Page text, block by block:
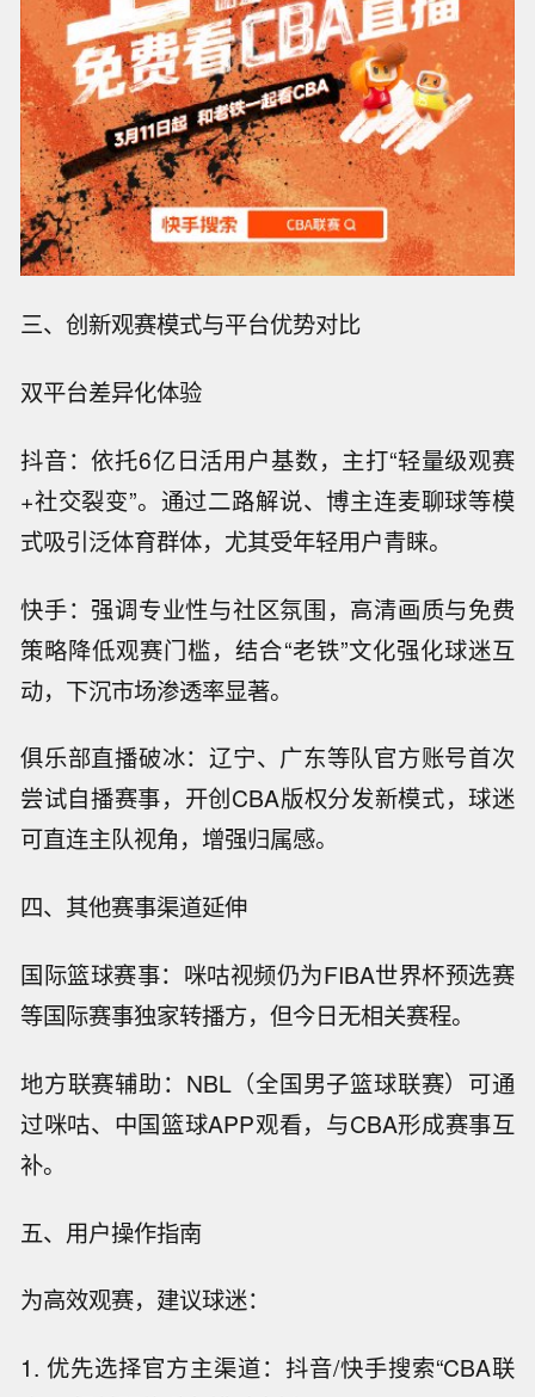
三、创新观赛模式与平台优势对比
双平台差异化体验
抖音：依托6亿日活用户基数，主打“轻量级观赛
+社交裂变”。通过二路解说、博主连麦聊球等模
式吸引泛体育群体，尤其受年轻用户青睐。
快手：强调专业性与社区氛围，高清画质与免费
策略降低观赛门槛，结合“老铁”文化强化球迷互
动，下沉市场渗透率显著。
俱乐部直播破冰：辽宁、广东等队官方账号首次
尝试自播赛事，开创CBA版权分发新模式，球迷
可直连主队视角，增强归属感。
四、其他赛事渠道延伸
国际篮球赛事：咪咕视频仍为FIBA世界杯预选赛
等国际赛事独家转播方，但今日无相关赛程。
地方联赛辅助：NBL（全国男子篮球联赛）可通
过咪咕、中国篮球APP观看，与CBA形成赛事互
补。
五、用户操作指南
为高效观赛，建议球迷：
1. 优先选择官方主渠道：抖音/快手搜索“CBA联